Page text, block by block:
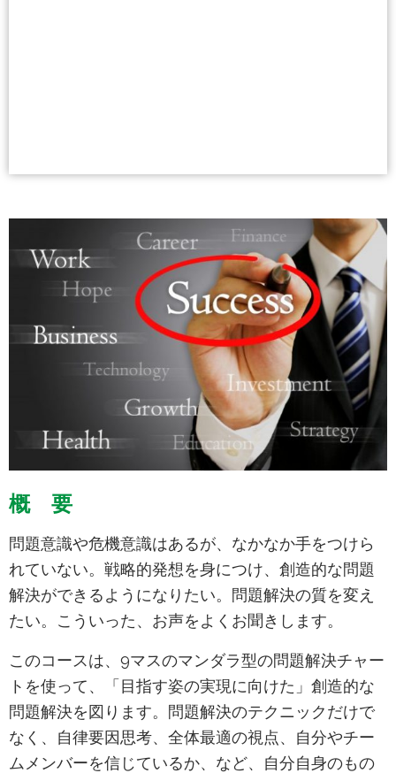
概 要
問題意識や危機意識はあるが、なかなか手をつけら
れていない。戦略的発想を身につけ、創造的な問題
解決ができるようになりたい。問題解決の質を変え
たい。こういった、お声をよくお聞きします。
このコースは、9マスのマンダラ型の問題解決チャー
トを使って、「目指す姿の実現に向けた」創造的な
問題解決を図ります。問題解決のテクニックだけで
なく、自律要因思考、全体最適の視点、自分やチー
ムメンバーを信じているか、など、自分自身のもの